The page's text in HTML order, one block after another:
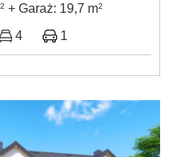
2 + Garaż: 19,7 m2
4 1